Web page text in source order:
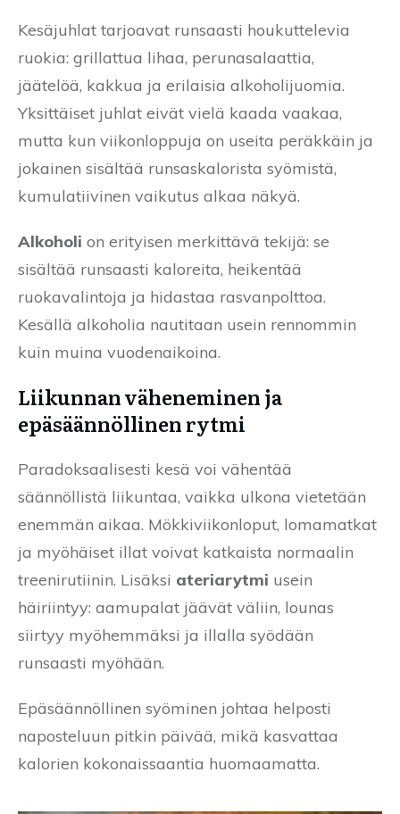
Kesäjuhlat tarjoavat runsaasti houkuttelevia
ruokia: grillattua lihaa, perunasalaattia,
jäätelöä, kakkua ja erilaisia alkoholijuomia.
Yksittäiset juhlat eivät vielä kaada vaakaa,
mutta kun viikonloppuja on useita peräkkäin ja
jokainen sisältää runsaskalorista syömistä,
kumulatiivinen vaikutus alkaa näkyä.
Alkoholi on erityisen merkittävä tekijä: se
sisältää runsaasti kaloreita, heikentää
ruokavalintoja ja hidastaa rasvanpolttoa.
Kesällä alkoholia nautitaan usein rennommin
kuin muina vuodenaikoina.
Liikunnan väheneminen ja
epäsäännöllinen rytmi
Paradoksaalisesti kesä voi vähentää
säännöllistä liikuntaa, vaikka ulkona vietetään
enemmän aikaa. Mökkiviikonloput, lomamatkat
ja myöhäiset illat voivat katkaista normaalin
treenirutiinin. Lisäksi ateriarytmi usein
häiriintyy: aamupalat jäävät väliin, lounas
siirtyy myöhemmäksi ja illalla syödään
runsaasti myöhään.
Epäsäännöllinen syöminen johtaa helposti
naposteluun pitkin päivää, mikä kasvattaa
kalorien kokonaissaantia huomaamatta.